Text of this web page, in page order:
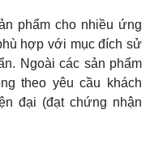
phẩm cho nhiều ứng
hợp với mục đích sử
Ngoài các sản phẩm
theo yêu cầu khách
đại (đạt chứng nhận